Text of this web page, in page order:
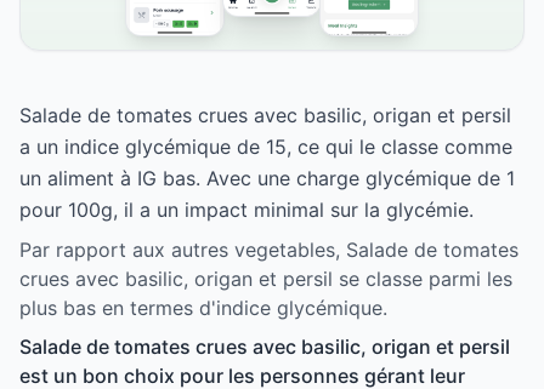
Salade de tomates crues avec basilic, origan et persil
a un indice glycémique de 15, ce qui le classe comme
un aliment à IG bas. Avec une charge glycémique de 1
pour 100g, il a un impact minimal sur la glycémie.
Par rapport aux autres vegetables, Salade de tomates
crues avec basilic, origan et persil se classe parmi les
plus bas en termes d'indice glycémique.
Salade de tomates crues avec basilic, origan et persil
est un bon choix pour les personnes gérant leur